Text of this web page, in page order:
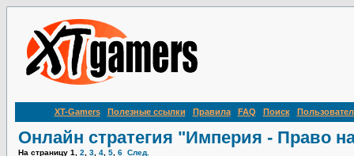
XT-Gamers Полезные ссылки Правила FAQ Поиск
Онлайн стратегия "Империя - Право
На страницу 1 2 3 4 5 6 След.